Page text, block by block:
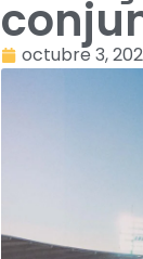
octubre 3,